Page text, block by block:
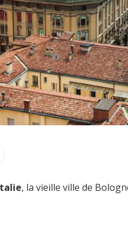
, la vieille ville de